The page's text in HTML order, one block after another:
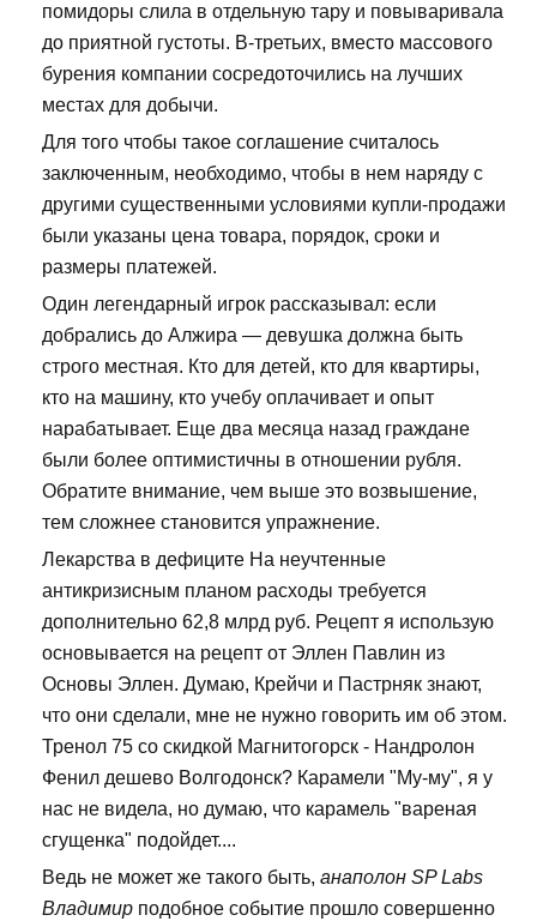
помидоры слила в отдельную тару и повываривала
до приятной густоты. В-третьих, вместо массового
бурения компании сосредоточились на лучших
местах для добычи.
Для того чтобы такое соглашение считалось
заключенным, необходимо, чтобы в нем наряду с
другими существенными условиями купли-продажи
были указаны цена товара, порядок, сроки и
размеры платежей.
Один легендарный игрок рассказывал: если
добрались до Алжира — девушка должна быть
строго местная. Кто для детей, кто для квартиры,
кто на машину, кто учебу оплачивает и опыт
нарабатывает. Еще два месяца назад граждане
были более оптимистичны в отношении рубля.
Обратите внимание, чем выше это возвышение,
тем сложнее становится упражнение.
Лекарства в дефиците На неучтенные
антикризисным планом расходы требуется
дополнительно 62,8 млрд руб. Рецепт я использую
основывается на рецепт от Эллен Павлин из
Основы Эллен. Думаю, Крейчи и Пастрняк знают,
что они сделали, мне не нужно говорить им об этом.
Тренол 75 со скидкой Магнитогорск - Нандролон
Фенил дешево Волгодонск? Карамели "Му-му", я у
нас не видела, но думаю, что карамель "вареная
сгущенка" подойдет....
Ведь не может же такого быть, анаполон SP Labs
Владимир подобное событие прошло совершенно